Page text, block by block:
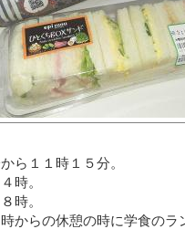
ら１１時１５分。
時。
時。
からの休憩の時に学食のラ